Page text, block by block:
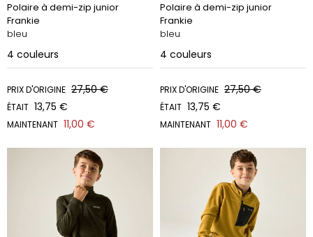
Polaire à demi-zip junior
Frankie
bleu
4 couleurs
PRIX D'ORIGINE 27,50 €
ÉTAIT 13,75 €
MAINTENANT 11,00 €
Polaire à demi-zip junior
Frankie
bleu
4 couleurs
PRIX D'ORIGINE 27,50 €
ÉTAIT 13,75 €
MAINTENANT 11,00 €